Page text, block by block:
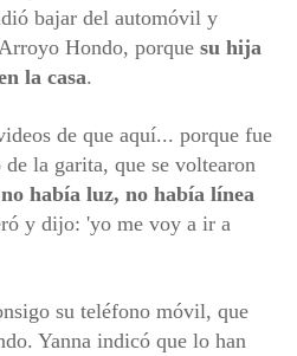
bajar del automóvil y
Hondo, porque su hija
la casa.
de que aquí... porque fue
la garita, que se voltearon
había luz, no había línea
y dijo: 'yo me voy a ir a
su teléfono móvil, que
Yanna indicó que lo han